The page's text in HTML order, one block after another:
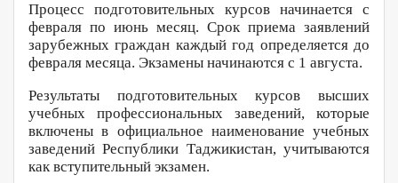
Процесс подготовительных курсов начинается с
февраля по июнь месяц. Срок приема заявлений
зарубежных граждан каждый год определяется до
февраля месяца. Экзамены начинаются с 1 августа.
Результаты подготовительных курсов высших
учебных профессиональных заведений, которые
включены в официальное наименование учебных
заведений Республики Таджикистан, учитываются
как вступительный экзамен.